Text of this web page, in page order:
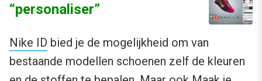
“personaliser”
Nike ID bied je de mogelijkheid om van
bestaande modellen schoenen zelf de kleuren